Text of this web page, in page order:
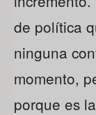
de política
ninguna
momento,
porque es